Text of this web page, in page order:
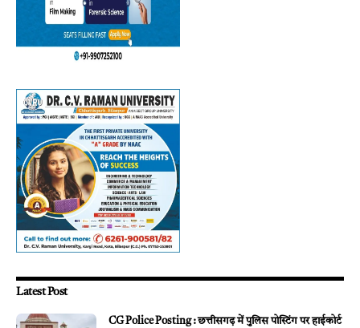
Latest Post
CG Police Posting : छत्तीसगढ़ में पुलिस पोस्टिंग पर हाईकोर्ट